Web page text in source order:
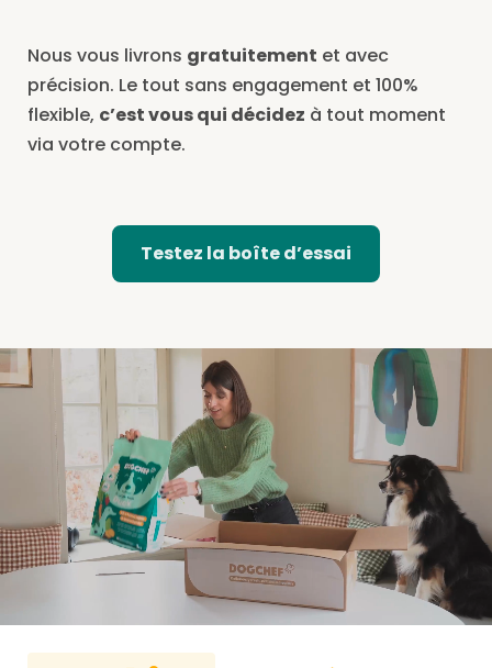
Nous vous livrons gratuitement et avec
précision. Le tout sans engagement et 100%
flexible, c’est vous qui décidez à tout moment
via votre compte.
Testez la boîte d’essai